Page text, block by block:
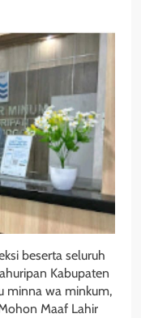
beserta seluruh
Kabupaten
minna wa minkum,
Maaf Lahir